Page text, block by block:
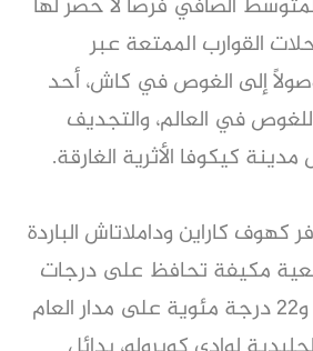
الصافي فرصًا لا حصر لها
القوارب الممتعة عبر
وصولًا إلى الغوص في كاش، أحد
في العالم، والتجديف
كيكوفا الأثرية الغارقة.
كهوف كاراين وداملاتاش الباردة
مكيفة تحافظ على درجات
حرارة تتراوح بين 18 و22 درجة مئوية على مدار العام